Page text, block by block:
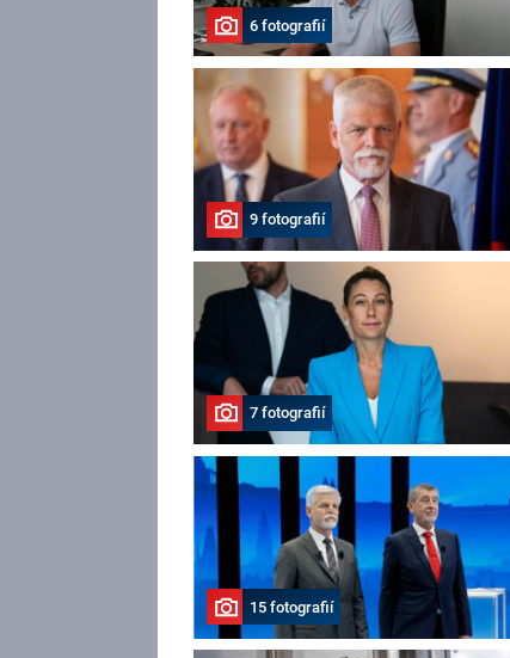
6 fotografií
9 fotografií
7 fotografií
15 fotografií